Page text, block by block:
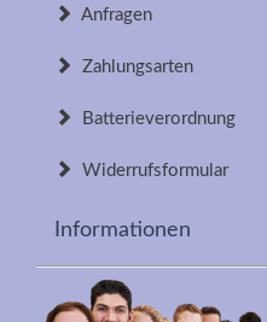
Anfragen
Zahlungsarten
Batterieverordnung
Widerrufsformular
Informationen